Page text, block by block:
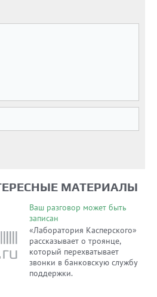
МАТЕРИАЛЫ
Ваш разговор может быть
записан
«Лаборатория Касперского»
рассказывает о троянце,
который перехватывает
звонки в банковскую службу
поддержки.